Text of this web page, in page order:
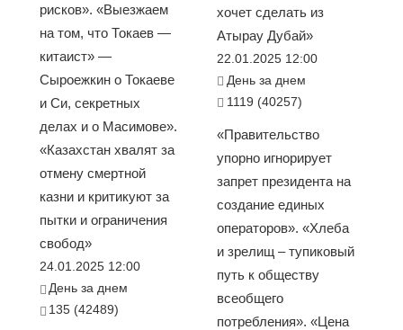
рисков». «Выезжаем
на том, что Токаев —
китаист» —
Сыроежкин о Токаеве
и Си, секретных
делах и о Масимове».
«Казахстан хвалят за
отмену смертной
казни и критикуют за
пытки и ограничения
свобод»
24.01.2025 12:00
День за днем
135 (42489)
хочет сделать из
Атырау Дубай»
22.01.2025 12:00
День за днем
1119 (40257)
«Правительство
упорно игнорирует
запрет президента на
создание единых
операторов». «Хлеба
и зрелищ – тупиковый
путь к обществу
всеобщего
потребления». «Цена